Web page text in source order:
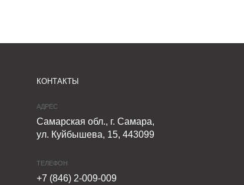
КОНТАКТЫ
АДРЕС
Самарская обл., г. Самара,
ул. Куйбышева, 15, 443099
ТЕЛЕФОН
+7 (846) 2-009-009